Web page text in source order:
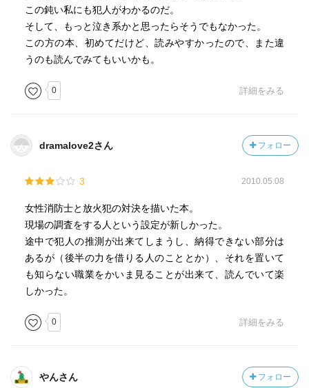
この鈍い私にも犯人がわかるのだ。
そして、もっと泣き系かと思ったらそうでもなかった。
この方の本、初めてだけど、読みやすかったので、また違
うのも読んでみてもいいかも。
0 詳細をみる
dramalove2さん フォロー
3 2010.05.08
女性消防士と放火犯の対決を描いた本。
現場の調査をする人という設定が新しかった。
途中で犯人の推測が出来てしまうし、納得できない部分は
あるが（後半の力を借りる人のこととか）、それを置いて
も知らない職業をかいま見ることが出来て、読んでいて楽
しかった。
0 詳細をみる
やんさん フォロー